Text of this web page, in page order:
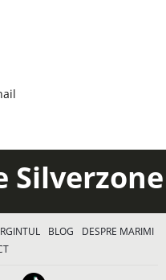
BLOG
DESPRE MARIMI